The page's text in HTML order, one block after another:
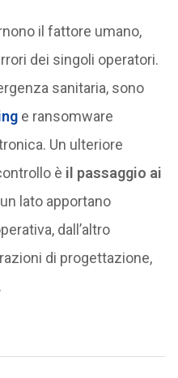
il fattore umano,
dei singoli operatori.
sanitaria, sono
e ransomware
Un ulteriore
è il passaggio ai
lato apportano
dall’altro
di progettazione,